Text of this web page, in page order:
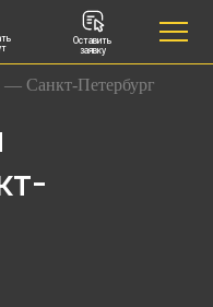
Оставить
заявку
— Санкт-Петербург